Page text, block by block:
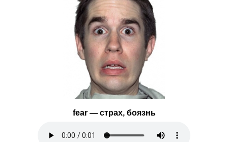
fear— страх, боязнь